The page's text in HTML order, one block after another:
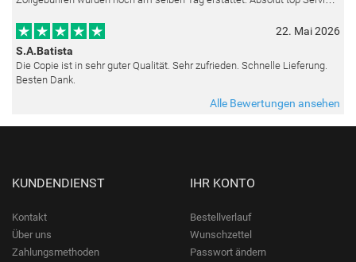
22. Mai 2026
S.A.Batista
Die Copie ist in sehr guter Qualität. Sehr zufrieden. Schnelle Lieferung.
Besten Dank.
Alle Bewertungen ansehen
KUNDENDIENST
Kontakt
Über uns
Zahlungsmethoden
IHR KONTO
Bestellverlauf
Wunschzettel
Passwort ändern